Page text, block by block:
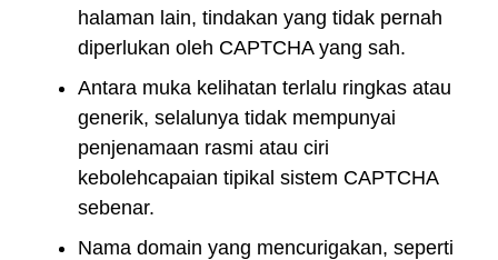
halaman lain, tindakan yang tidak pernah
diperlukan oleh CAPTCHA yang sah.
Antara muka kelihatan terlalu ringkas atau
generik, selalunya tidak mempunyai
penjenamaan rasmi atau ciri
kebolehcapaian tipikal sistem CAPTCHA
sebenar.
Nama domain yang mencurigakan, seperti